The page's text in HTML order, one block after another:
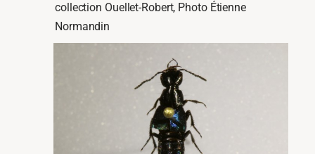
collection Ouellet-Robert, Photo Étienne
Normandin